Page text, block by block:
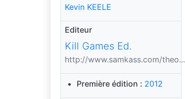
Kevin KEELE
Editeur
Kill Games Ed.
http://www.samkass.com/theo...
Première édition : 2012